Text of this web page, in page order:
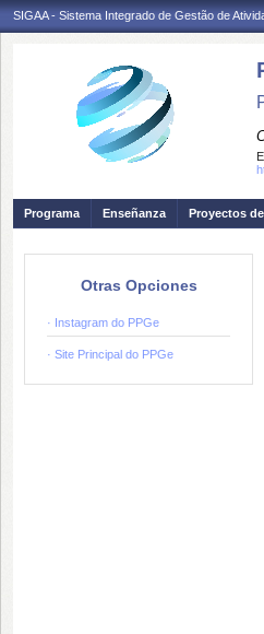
SIGAA - Sistema Integrado de Gestão de
Programa Enseñanza Proyectos
Otras Opciones
· Instagram do PPGe
· Site Principal do PPGe